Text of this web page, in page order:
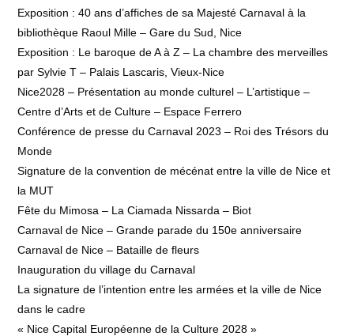
Exposition : 40 ans d’affiches de sa Majesté Carnaval à la
bibliothèque Raoul Mille – Gare du Sud, Nice
Exposition : Le baroque de A à Z – La chambre des merveilles
par Sylvie T – Palais Lascaris, Vieux-Nice
Nice2028 – Présentation au monde culturel – L’artistique –
Centre d’Arts et de Culture – Espace Ferrero
Conférence de presse du Carnaval 2023 – Roi des Trésors du
Monde
Signature de la convention de mécénat entre la ville de Nice et
la MUT
Fête du Mimosa – La Ciamada Nissarda – Biot
Carnaval de Nice – Grande parade du 150e anniversaire
Carnaval de Nice – Bataille de fleurs
Inauguration du village du Carnaval
La signature de l’intention entre les armées et la ville de Nice
dans le cadre
« Nice Capital Européenne de la Culture 2028 »